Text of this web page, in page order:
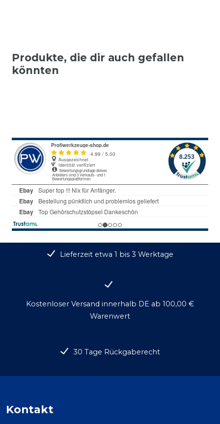
Produkte, die dir auch gefallen
könnten
Lieferzeit etwa 1 bis 3 Werktage
Kostenloser Versand innerhalb DE ab 100,00 €
Warenwert
30 Tage Rückgaberecht
Kontakt